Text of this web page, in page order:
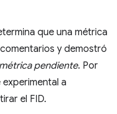
que una métrica
y demostró
métrica pendiente. Por
experimental a
el FID.